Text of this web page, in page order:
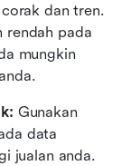
dan tren.
rendah pada
mungkin
Gunakan
data
jualan anda.